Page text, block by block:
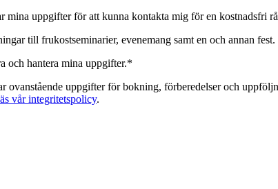
mina uppgifter för att kunna kontakta mig för en kostnadsfri
till frukostseminarier, evenemang samt en och annan fest.
och hantera mina uppgifter.*
uppgifter för bokning, förberedelser och
vår integritetspolicy.